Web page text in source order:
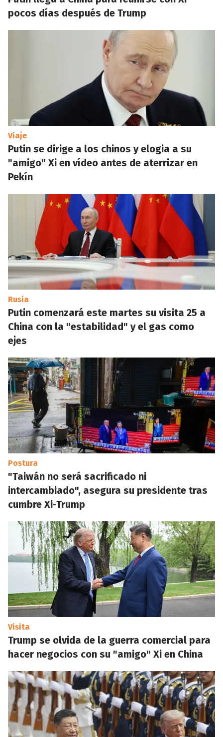
pocos días después de Trump
Viaje
Putin se dirige a los chinos y elogia a su
"amigo" Xi en vídeo antes de aterrizar en
Pekín
Rusia
Putin comenzará este martes su visita 25 a
China con la "estabilidad" y el gas como
ejes
Postura
"Taiwán no será sacrificado ni
intercambiado", asegura su presidente tras
cumbre Xi-Trump
Visita
Trump se olvida de la guerra comercial para
hacer negocios con su "amigo" Xi en China